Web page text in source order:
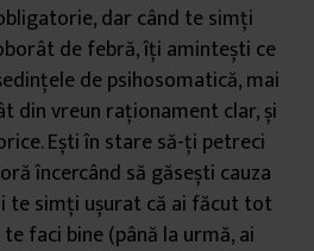
dar când te simți
de febră, îți amintești ce
de psihosomatică, mai
din vreun raționament clar, și
Ești în stare să-ți petreci
încercând să găsești cauza
te simți ușurat că ai făcut tot
faci bine (până la urmă, ai